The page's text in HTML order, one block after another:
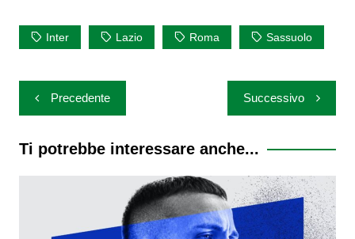
Inter Lazio Roma Sassuolo
Navigazione
articoli
Precedente Successivo
Ti potrebbe interessare anche...